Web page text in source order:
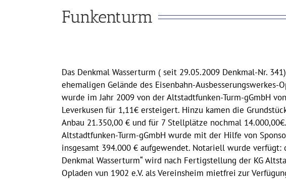
Funkenturm
Das Denkmal Wasserturm ( seit 29.05.2009 Denkmal-Nr.
ehemaligen Gelände des Eisenbahn-Ausbesserungswerkes-
wurde im Jahr 2009 von der Altstadtfunken-Turm-gGmbH
Leverkusen für 1,11€ ersteigert. Hinzu kamen die
Anbau 21.350,00 € und für 7 Stellplätze nochmal
Altstadtfunken-Turm-gGmbH wurde mit der Hilfe von
insgesamt 394.000 € aufgewendet. Notariell wurde verfügt:
Denkmal Wasserturm“ wird nach Fertigstellung der KG
Opladen vun 1902 e.V. als Vereinsheim mietfrei zur